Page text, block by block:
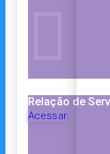
Relação de
Acessar